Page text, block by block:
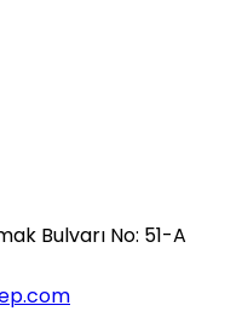
Bulvarı No: 51-A